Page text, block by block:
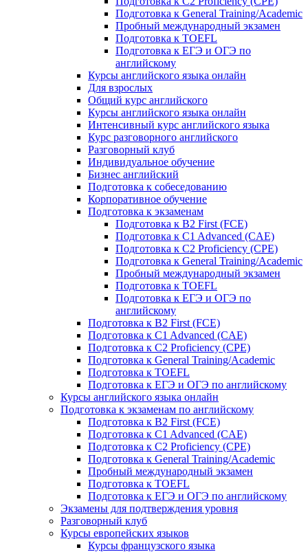
Подготовка к General Training/Academic
Пробный международный экзамен
Подготовка к TOEFL
Подготовка к ЕГЭ и ОГЭ по
английскому
Курсы английского языка онлайн
Для взрослых
Общий курс английского
Курсы английского языка онлайн
Интенсивный курс английского языка
Курс разговорного английского
Разговорный клуб
Индивидуальное обучение
Бизнес английский
Подготовка к собеседованию
Корпоративное обучение
Подготовка к экзаменам
Подготовка к B2 First (FCE)
Подготовка к C1 Advanced (CAE)
Подготовка к C2 Proficiency (CPE)
Подготовка к General Training/Academic
Пробный международный экзамен
Подготовка к TOEFL
Подготовка к ЕГЭ и ОГЭ по
английскому
Подготовка к B2 First (FCE)
Подготовка к C1 Advanced (CAE)
Подготовка к C2 Proficiency (CPE)
Подготовка к General Training/Academic
Подготовка к TOEFL
Подготовка к ЕГЭ и ОГЭ по английскому
Курсы английского языка онлайн
Подготовка к экзаменам по английскому
Подготовка к B2 First (FCE)
Подготовка к C1 Advanced (CAE)
Подготовка к C2 Proficiency (CPE)
Подготовка к General Training/Academic
Пробный международный экзамен
Подготовка к TOEFL
Подготовка к ЕГЭ и ОГЭ по английскому
Экзамены для подтверждения уровня
Разговорный клуб
Курсы европейских языков
Курсы французского языка